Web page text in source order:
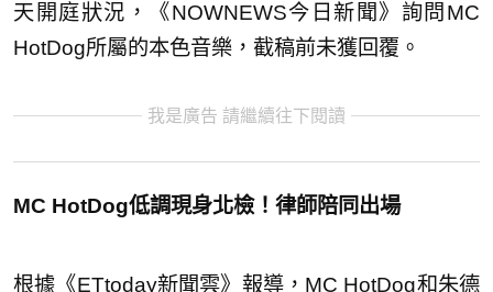
天開庭狀況，《NOWNEWS今日新聞》詢問MC
HotDog所屬的本色音樂，截稿前未獲回覆。
我是廣告 請繼續往下閱讀
MC HotDog低調現身北檢！律師陪同出場
根據《ETtoday新聞雲》報導，MC HotDog和朱德